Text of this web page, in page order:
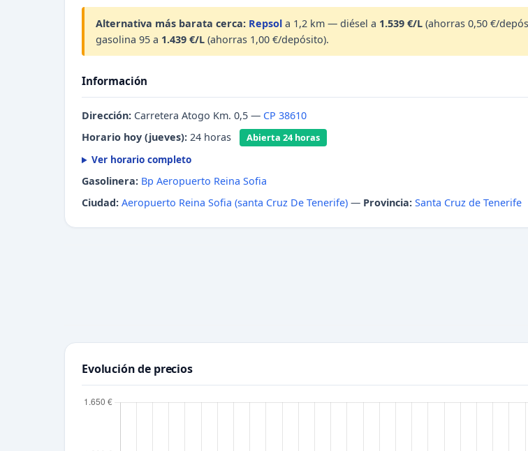
Alternativa más barata cerca: Repsol a 1,2 km — diésel a 1.539 €/L (ahorras 0,50 €/
gasolina 95 a 1.439 €/L (ahorras 1,00 €/depósito).
Información
Dirección: Carretera Atogo Km. 0,5 — CP 38610
Horario hoy (jueves): 24 horas Abierta 24 horas
Ver horario completo
Gasolinera: Bp Aeropuerto Reina Sofia
Ciudad: Aeropuerto Reina Sofia (santa Cruz De Tenerife) — Provincia: Santa Cruz de Tenerife
Evolución de precios